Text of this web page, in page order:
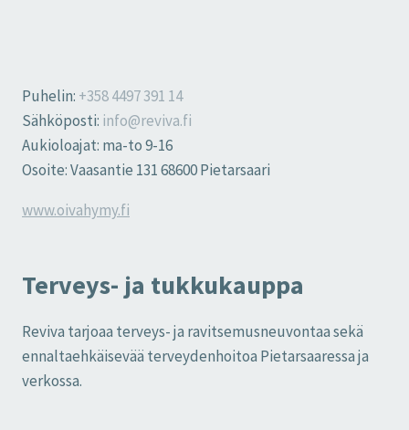
Puhelin: +358 4497 391 14
Sähköposti: info@reviva.fi
Aukioloajat: ma-to 9-16
Osoite: Vaasantie 131 68600 Pietarsaari
www.oivahymy.fi
Terveys- ja tukkukauppa
Reviva tarjoaa terveys- ja ravitsemusneuvontaa sekä
ennaltaehkäisevää terveydenhoitoa Pietarsaaressa ja
verkossa.